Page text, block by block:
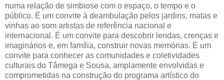
numa relação de simbiose com o espaço, o tempo e o
público. É um convite à deambulação pelos jardins, matas e
vinhas ao som artistas de referência nacional e
internacional. É um convite para descobrir lendas, crenças e
imaginários e, em família, construir novas memórias. É um
convite para conhecer as comunidades e coletividades
culturais do Tâmega e Sousa, amplamente envolvidas e
comprometidas na construção do programa artístico do